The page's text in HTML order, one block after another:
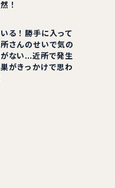
！
る！勝手に入って
さんのせいで気の
ない…近所で発生
がきっかけで思わ